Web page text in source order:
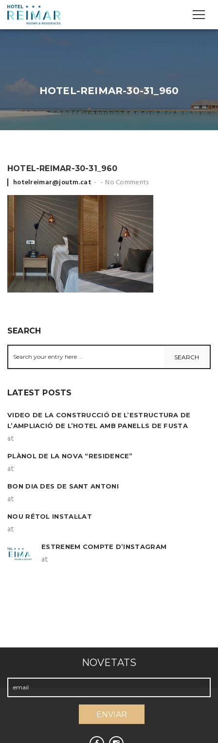
HOTEL-REIMAR-30-31_960
HOTEL-REIMAR-30-31_960
Posted
by
hotelreimar@joutm.cat No Comments
SEARCH
LATEST POSTS
VIDEO DE LA CONSTRUCCIÓ DE L’ESTRUCTURA DE
L’AMPLIACIÓ DE L’HOTEL AMB PANELLS DE FUSTA
at
PLÀNOL DE LA NOVA “RESIDENCE”
at
BON DIA DES DE SANT ANTONI
at
NOU RÉTOL INSTAL·LAT
at
ESTRENEM COMPTE D’INSTAGRAM
at
NOVETATS